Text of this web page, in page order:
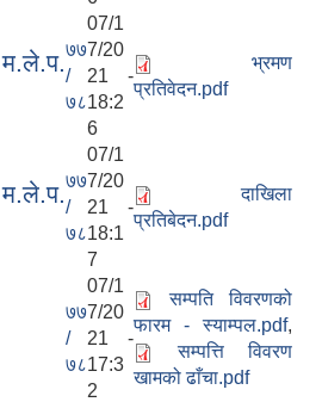
७७
/
७८
07/1
7/20
21 -
18:2
6
भ्रमण
प्रतिवेदन.pdf
म.ले.प.७७
/
७८
07/1
7/20
21 -
18:1
7
दाखिला
प्रतिबेदन.pdf
७७
/
७८
07/1
7/20
21 -
17:3
2
सम्पति विवरणको
फारम - स्याम्पल.pdf,
सम्पत्ति विवरण
खामको ढाँचा.pdf